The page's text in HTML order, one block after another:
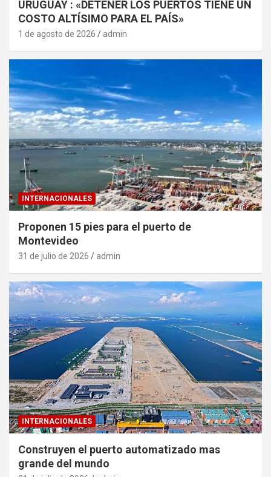
URUGUAY : «DETENER LOS PUERTOS TIENE UN
COSTO ALTÍSIMO PARA EL PAÍS»
1 de agosto de 2026 admin
INTERNACIONALES
Proponen 15 pies para el puerto de
Montevideo
31 de julio de 2026 admin
INTERNACIONALES
Construyen el puerto automatizado mas
grande del mundo